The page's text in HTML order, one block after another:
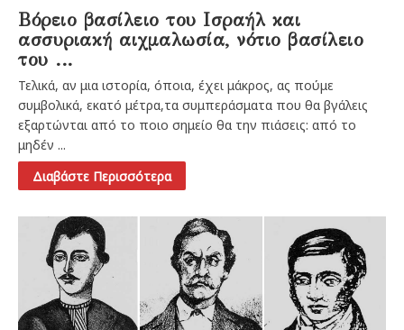
Βόρειο βασίλειο του Ισραήλ και
ασσυριακή αιχμαλωσία, νότιο βασίλειο
του ...
Τελικά, αν μια ιστορία, όποια, έχει μάκρος, ας πούμε
συμβολικά, εκατό μέτρα,τα συμπεράσματα που θα βγάλεις
εξαρτώνται από το ποιο σημείο θα την πιάσεις: από το
μηδέν ...
Διαβάστε Περισσότερα